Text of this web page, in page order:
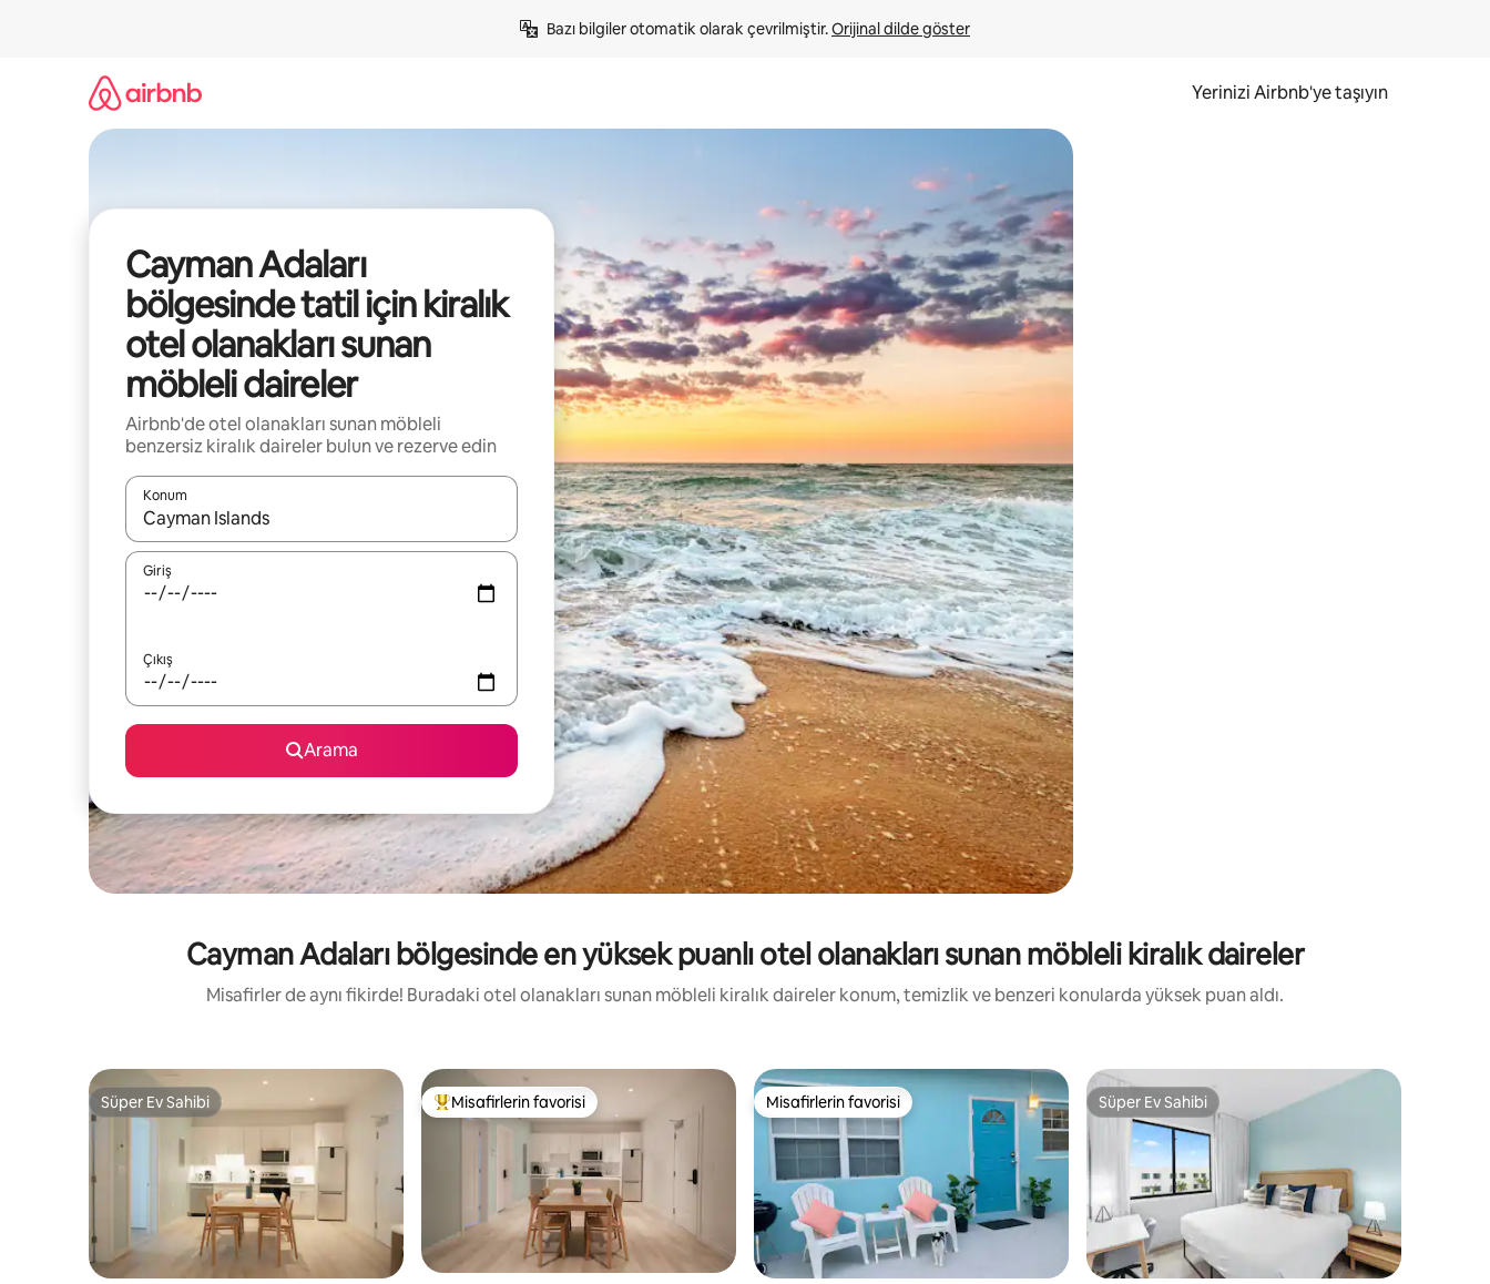
Bazı bilgiler otomatik olarak çevrilmiştir. Orijinal dilde göster
Yerinizi Airbnb'ye taşıyın
Cayman Adaları
bölgesinde tatil için kiralık
otel olanakları sunan
möbleli daireler
Airbnb'de otel olanakları sunan möbleli
benzersiz kiralık daireler bulun ve rezerve edin
Konum
Sonuçlar kullanılabilir olduğunda yukarı ve aşağı oklarıyla gezinin veya dokunarak ya da kaydırma hareketleriyle keşfedin.
Giriş
Çıkış
Arama
Cayman Adaları bölgesinde en yüksek puanlı otel olanakları sunan möbleli kiralık daireler
Misafirler de aynı fikirde! Buradaki otel olanakları sunan möbleli kiralık daireler konum, temizlik ve benzeri konularda yüksek puan aldı.
Süper Ev Sahibi
Süper Ev Sahibi Misafirlerin favorilerinden en beğenilenler arasında
Misafirlerin favorisi Misafirlerin favorisi
Misafirlerin favorisi Süper Ev Sahibi
Süper Ev Sahibi